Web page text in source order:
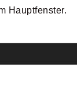
Hauptfenster.